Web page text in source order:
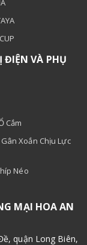
ĐIỆN VÀ PHỤ
Cắm
Xoắn Chịu Lực
Néo
MẠI HOA AN
quận Long Biên,